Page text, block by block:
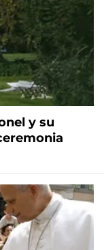
y su